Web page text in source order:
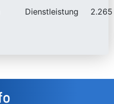
Dienstleistung 2.265